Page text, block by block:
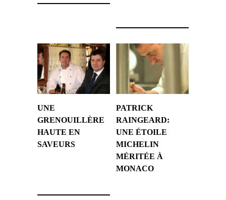
UNE
GRENOUILLÈRE
HAUTE EN
SAVEURS
PATRICK
RAINGEARD:
UNE ÉTOILE
MICHELIN
MÉRITÉE À
MONACO